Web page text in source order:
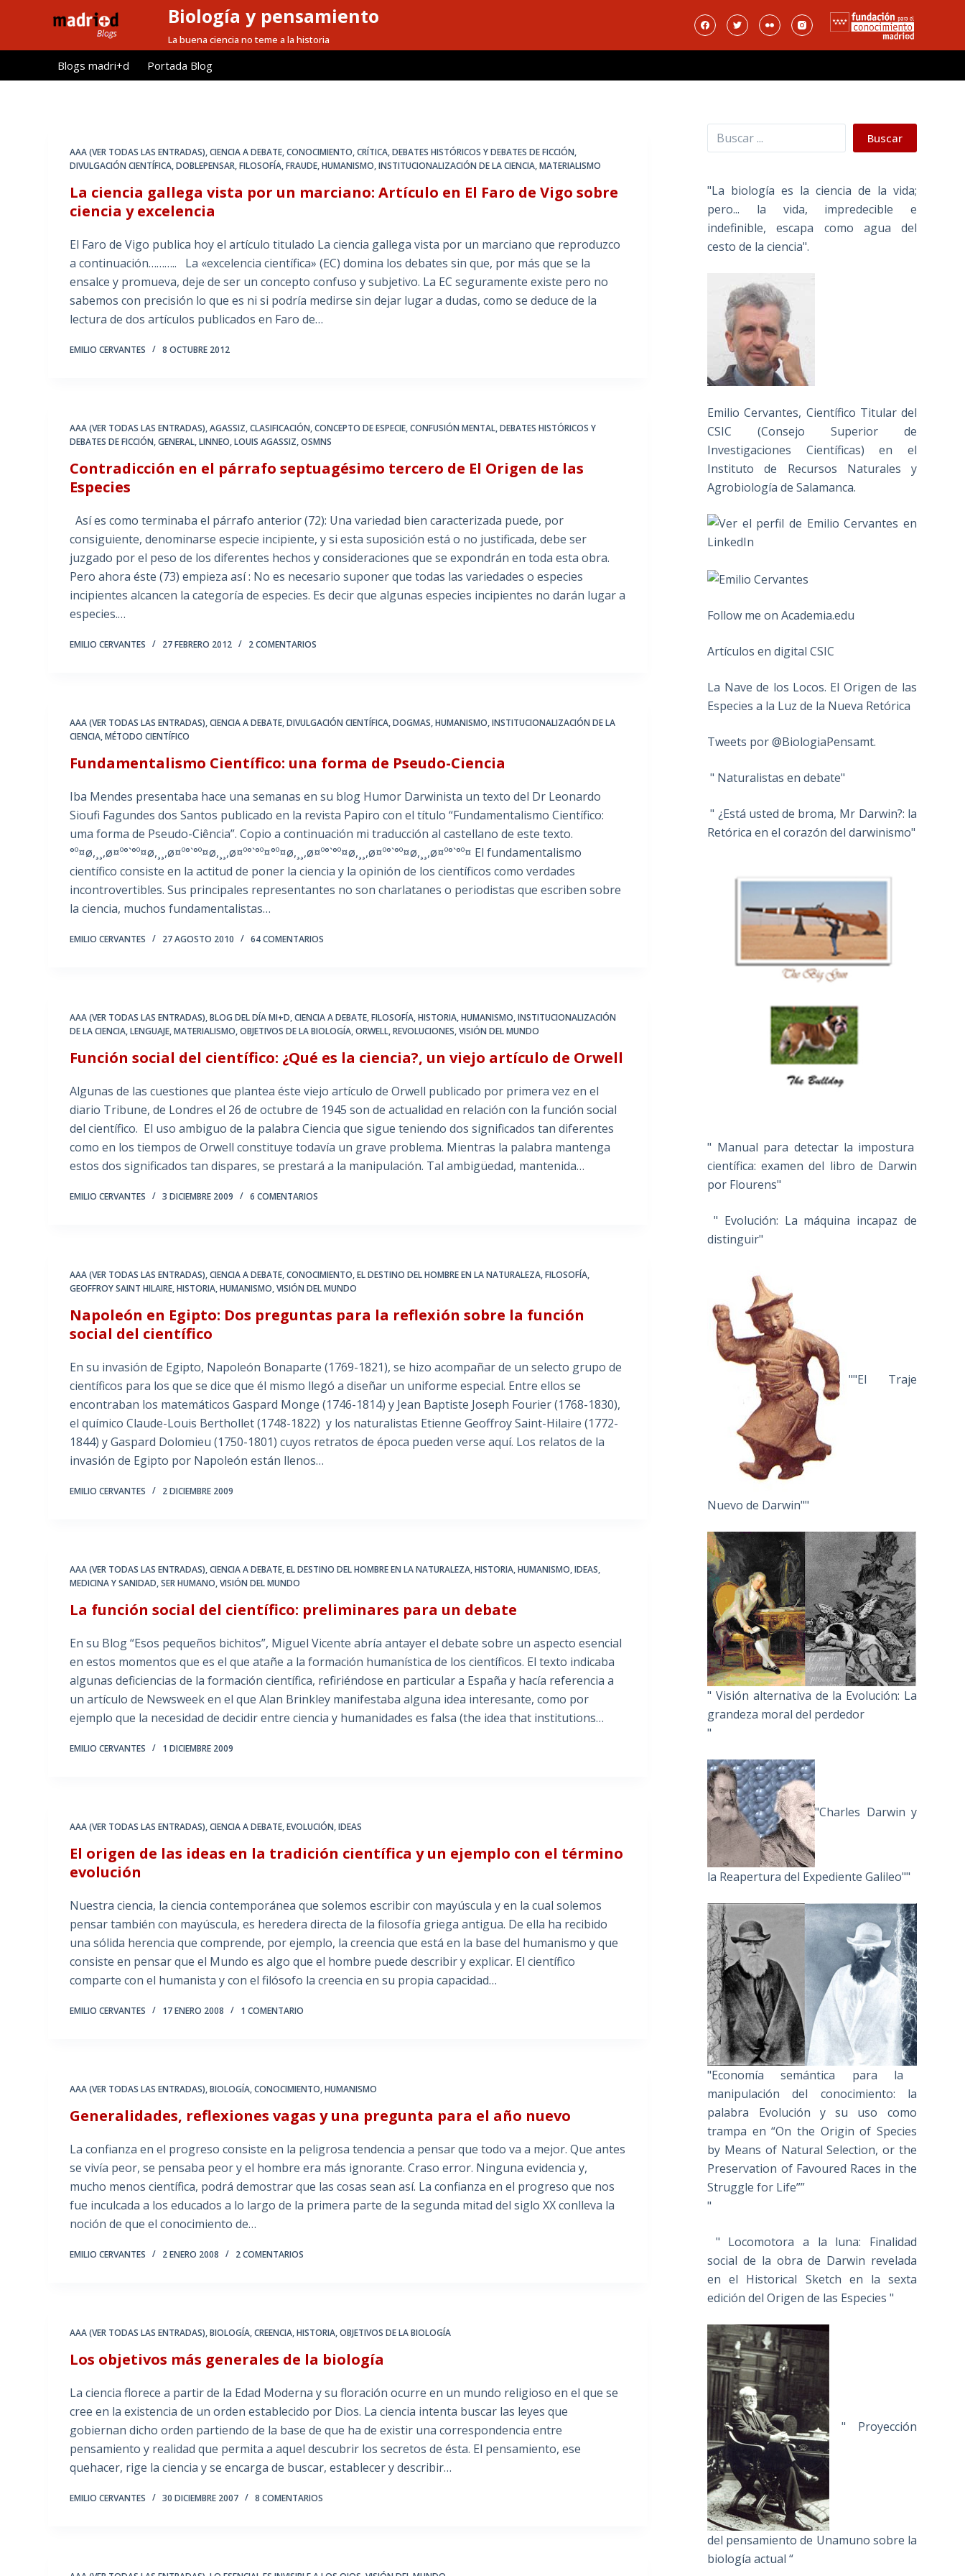
l
Biología y pensamiento
La buena ciencia no teme a la historia
Blogs madri+d Portada Blog
AAA (VER TODAS LAS ENTRADAS),CIENCIA A DEBATE,CONOCIMIENTO,CRÍTICA,DEBATES HISTÓRICOS Y DEBATES DE FICCIÓN,
DIVULGACIÓN CIENTÍFICA,DOBLEPENSAR,FILOSOFÍA,FRAUDE,HUMANISMO,INSTITUCIONALIZACIÓN DE LA CIENCIA,MATERIALISMO
La ciencia gallega vista por un marciano: Artículo en El Faro de Vigo sobre
ciencia y excelencia
El Faro de Vigo publica hoy el artículo titulado La ciencia gallega vista por un marciano que reproduzco
a continuación……….. La «excelencia científica» (EC) domina los debates sin que, por más que se la
ensalce y promueva, deje de ser un concepto confuso y subjetivo. La EC seguramente existe pero no
sabemos con precisión lo que es ni si podría medirse sin dejar lugar a dudas, como se deduce de la
lectura de dos artículos publicados en Faro de…
EMILIO CERVANTES 8 OCTUBRE 2012
AAA (VER TODAS LAS ENTRADAS),AGASSIZ,CLASIFICACIÓN,CONCEPTO DE ESPECIE,CONFUSIÓN MENTAL,DEBATES HISTÓRICOS Y
DEBATES DE FICCIÓN,GENERAL,LINNEO,LOUIS AGASSIZ,OSMNS
Contradicción en el párrafo septuagésimo tercero de El Origen de las
Especies
Así es como terminaba el párrafo anterior (72): Una variedad bien caracterizada puede, por
consiguiente, denominarse especie incipiente, y si esta suposición está o no justificada, debe ser
juzgado por el peso de los diferentes hechos y consideraciones que se expondrán en toda esta obra.
Pero ahora éste (73) empieza así : No es necesario suponer que todas las variedades o especies
incipientes alcancen la categoría de especies. Es decir que algunas especies incipientes no darán lugar a
especies.…
EMILIO CERVANTES 27 FEBRERO 2012 2 COMENTARIOS
AAA (VER TODAS LAS ENTRADAS),CIENCIA A DEBATE,DIVULGACIÓN CIENTÍFICA,DOGMAS,HUMANISMO,INSTITUCIONALIZACIÓN DE LA
CIENCIA,MÉTODO CIENTÍFICO
Fundamentalismo Científico: una forma de Pseudo-Ciencia
Iba Mendes presentaba hace una semanas en su blog Humor Darwinista un texto del Dr Leonardo
Sioufi Fagundes dos Santos publicado en la revista Papiro con el título “Fundamentalismo Científico:
uma forma de Pseudo-Ciência”. Copio a continuación mi traducción al castellano de este texto.
°º¤ø,¸¸,ø¤º°`°º¤ø,¸¸,ø¤º°`°º¤ø,¸¸,ø¤º°`°º¤°º¤ø,¸¸,ø¤º°`°º¤ø,¸¸,ø¤º°`°º¤ø,¸¸,ø¤º°`°º¤ El fundamentalismo
científico consiste en la actitud de poner la ciencia y la opinión de los científicos como verdades
incontrovertibles. Sus principales representantes no son charlatanes o periodistas que escriben sobre
la ciencia, muchos fundamentalistas…
EMILIO CERVANTES 27 AGOSTO 2010 64 COMENTARIOS
AAA (VER TODAS LAS ENTRADAS),BLOG DEL DÍA MI+D,CIENCIA A DEBATE,FILOSOFÍA,HISTORIA,HUMANISMO,INSTITUCIONALIZACIÓN
DE LA CIENCIA,LENGUAJE,MATERIALISMO,OBJETIVOS DE LA BIOLOGÍA,ORWELL,REVOLUCIONES,VISIÓN DEL MUNDO
Función social del científico: ¿Qué es la ciencia?, un viejo artículo de Orwell
Algunas de las cuestiones que plantea éste viejo artículo de Orwell publicado por primera vez en el
diario Tribune, de Londres el 26 de octubre de 1945 son de actualidad en relación con la función social
del científico. El uso ambiguo de la palabra Ciencia que sigue teniendo dos significados tan diferentes
como en los tiempos de Orwell constituye todavía un grave problema. Mientras la palabra mantenga
estos dos significados tan dispares, se prestará a la manipulación. Tal ambigüedad, mantenida…
EMILIO CERVANTES 3 DICIEMBRE 2009 6 COMENTARIOS
AAA (VER TODAS LAS ENTRADAS),CIENCIA A DEBATE,CONOCIMIENTO,EL DESTINO DEL HOMBRE EN LA NATURALEZA,FILOSOFÍA,
GEOFFROY SAINT HILAIRE,HISTORIA,HUMANISMO,VISIÓN DEL MUNDO
Napoleón en Egipto: Dos preguntas para la reflexión sobre la función
social del científico
En su invasión de Egipto, Napoleón Bonaparte (1769-1821), se hizo acompañar de un selecto grupo de
científicos para los que se dice que él mismo llegó a diseñar un uniforme especial. Entre ellos se
encontraban los matemáticos Gaspard Monge (1746-1814) y Jean Baptiste Joseph Fourier (1768-1830),
el químico Claude-Louis Berthollet (1748-1822) y los naturalistas Etienne Geoffroy Saint-Hilaire (1772-
1844) y Gaspard Dolomieu (1750-1801) cuyos retratos de época pueden verse aquí. Los relatos de la
invasión de Egipto por Napoleón están llenos…
EMILIO CERVANTES 2 DICIEMBRE 2009
AAA (VER TODAS LAS ENTRADAS),CIENCIA A DEBATE,EL DESTINO DEL HOMBRE EN LA NATURALEZA,HISTORIA,HUMANISMO,IDEAS,
MEDICINA Y SANIDAD,SER HUMANO,VISIÓN DEL MUNDO
La función social del científico: preliminares para un debate
En su Blog “Esos pequeños bichitos”, Miguel Vicente abría antayer el debate sobre un aspecto esencial
en estos momentos que es el que atañe a la formación humanística de los científicos. El texto indicaba
algunas deficiencias de la formación científica, refiriéndose en particular a España y hacía referencia a
un artículo de Newsweek en el que Alan Brinkley manifestaba alguna idea interesante, como por
ejemplo que la necesidad de decidir entre ciencia y humanidades es falsa (the idea that institutions…
EMILIO CERVANTES 1 DICIEMBRE 2009
AAA (VER TODAS LAS ENTRADAS),CIENCIA A DEBATE,EVOLUCIÓN,IDEAS
El origen de las ideas en la tradición científica y un ejemplo con el término
evolución
Nuestra ciencia, la ciencia contemporánea que solemos escribir con mayúscula y en la cual solemos
pensar también con mayúscula, es heredera directa de la filosofía griega antigua. De ella ha recibido
una sólida herencia que comprende, por ejemplo, la creencia que está en la base del humanismo y que
consiste en pensar que el Mundo es algo que el hombre puede describir y explicar. El científico
comparte con el humanista y con el filósofo la creencia en su propia capacidad…
EMILIO CERVANTES 17 ENERO 2008 1 COMENTARIO
AAA (VER TODAS LAS ENTRADAS),BIOLOGÍA,CONOCIMIENTO,HUMANISMO
Generalidades, reflexiones vagas y una pregunta para el año nuevo
La confianza en el progreso consiste en la peligrosa tendencia a pensar que todo va a mejor. Que antes
se vivía peor, se pensaba peor y el hombre era más ignorante. Craso error. Ninguna evidencia y,
mucho menos científica, podrá demostrar que las cosas sean así. La confianza en el progreso que nos
fue inculcada a los educados a lo largo de la primera parte de la segunda mitad del siglo XX conlleva la
noción de que el conocimiento de…
EMILIO CERVANTES 2 ENERO 2008 2 COMENTARIOS
AAA (VER TODAS LAS ENTRADAS),BIOLOGÍA,CREENCIA,HISTORIA,OBJETIVOS DE LA BIOLOGÍA
Los objetivos más generales de la biología
La ciencia florece a partir de la Edad Moderna y su floración ocurre en un mundo religioso en el que se
cree en la existencia de un orden establecido por Dios. La ciencia intenta buscar las leyes que
gobiernan dicho orden partiendo de la base de que ha de existir una correspondencia entre
pensamiento y realidad que permita a aquel descubrir los secretos de ésta. El pensamiento, ese
quehacer, rige la ciencia y se encarga de buscar, establecer y describir…
EMILIO CERVANTES 30 DICIEMBRE 2007 8 COMENTARIOS
Buscar Buscar
"La biología es la ciencia de la vida;
pero... la vida, impredecible e
indefinible, escapa como agua del
cesto de la ciencia".
Emilio Cervantes, Científico Titular del
CSIC (Consejo Superior de
Investigaciones Científicas) en el
Instituto de Recursos Naturales y
Agrobiología de Salamanca.
Follow me on Academia.edu
Artículos en digital CSIC
La Nave de los Locos. El Origen de las
Especies a la Luz de la Nueva Retórica
Tweets por @BiologiaPensamt.
" Naturalistas en debate"
" ¿Está usted de broma, Mr Darwin?: la
Retórica en el corazón del darwinismo"
" Manual para detectar la impostura
científica: examen del libro de Darwin
por Flourens"
" Evolución: La máquina incapaz de
distinguir"
""El Traje
Nuevo de Darwin""
" Visión alternativa de la Evolución: La
grandeza moral del perdedor
"
"Charles Darwin y
la Reapertura del Expediente Galileo""
"Economía semántica para la
manipulación del conocimiento: la
palabra Evolución y su uso como
trampa en “On the Origin of Species
by Means of Natural Selection, or the
Preservation of Favoured Races in the
Struggle for Life””
"
" Locomotora a la luna: Finalidad
social de la obra de Darwin revelada
en el Historical Sketch en la sexta
edición del Origen de las Especies "
" Proyección
del pensamiento de Unamuno sobre la
biología actual “